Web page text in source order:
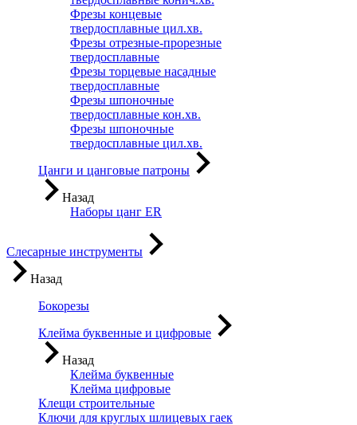
Фрезы концевые
твердосплавные цил.хв.
Фрезы отрезные-прорезные
твердосплавные
Фрезы торцевые насадные
твердосплавные
Фрезы шпоночные
твердосплавные кон.хв.
Фрезы шпоночные
твердосплавные цил.хв.
Цанги и цанговые патроны
Назад
Наборы цанг ER
Слесарные инструменты
Назад
Бокорезы
Клейма буквенные и цифровые
Назад
Клейма буквенные
Клейма цифровые
Клещи строительные
Ключи для круглых шлицевых гаек